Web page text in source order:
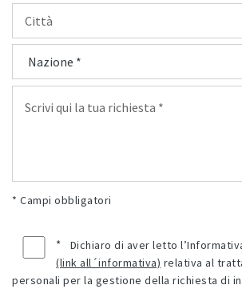
* Campi obbligatori
*
Dichiaro di aver letto
(link all´informativa)
personali per la gestione della richiesta di